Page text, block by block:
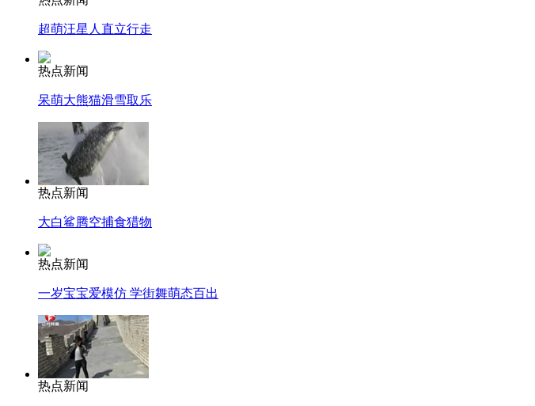
超萌汪星人直立行走
热点新闻
呆萌大熊猫滑雪取乐
热点新闻
大白鲨腾空捕食猎物
热点新闻
一岁宝宝爱模仿 学街舞萌态百出
热点新闻